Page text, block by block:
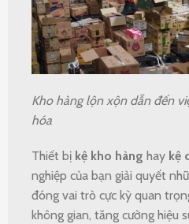
Kho hàng lộn xộn dẫn đến
hóa
Thiết bị kệ kho hàng hay kệ
nghiệp của bạn giải quyết
đóng vai trò cực kỳ quan
không gian, tăng cường hiệu